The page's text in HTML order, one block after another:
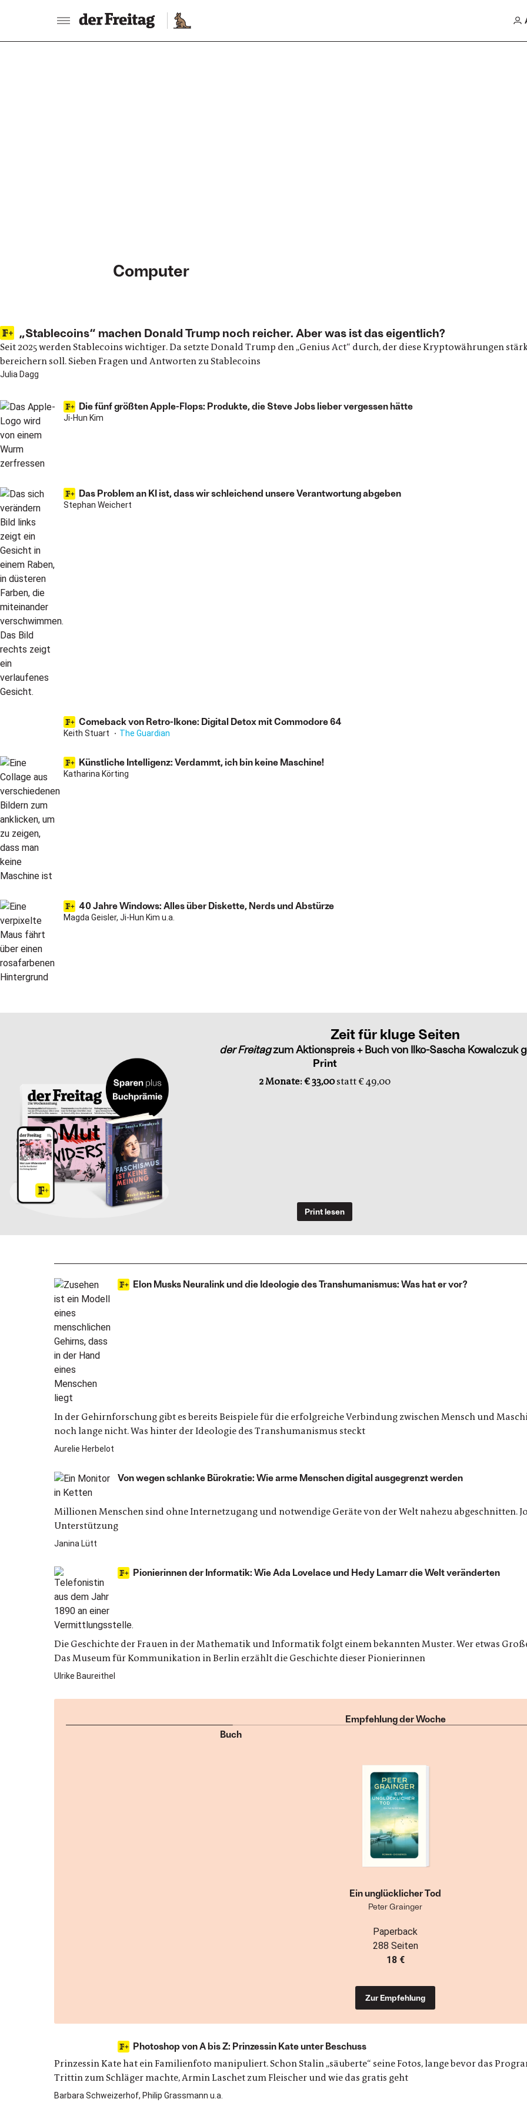
Computer
Main articles
„Stablecoins“ machen Donald Trump noch reicher. Aber was ist das eigentlich?
Seit 2025 werden Stablecoins wichtiger. Da setzte Donald Trump den „Genius Act“ durch, der diese Kryptowährungen
bereichern soll. Sieben Fragen und Antworten zu Stablecoins
Julia Dagg
Die fünf größten Apple-Flops: Produkte, die Steve Jobs lieber vergessen hätte
Ji-Hun Kim
Das Problem an KI ist, dass wir schleichend unsere Verantwortung abgeben
Stephan Weichert
Comeback von Retro-Ikone: Digital Detox mit Commodore 64
Keith Stuart The Guardian
Künstliche Intelligenz: Verdammt, ich bin keine Maschine!
Katharina Körting
40 Jahre Windows: Alles über Diskette, Nerds und Abstürze
Magda Geisler, Ji-Hun Kim u.a.
Zeit für kluge Seiten
der Freitagzum Aktionspreis + Buch von Ilko-Sascha Kowalczuk
Print
2 Monate: € 33,00statt € 49,00
Print lesen
Elon Musks Neuralink und die Ideologie des Transhumanismus: Was hat er vor?
In der Gehirnforschung gibt es bereits Beispiele für die erfolgreiche Verbindung zwischen Mensch und
noch lange nicht. Was hinter der Ideologie des Transhumanismus steckt
Aurelie Herbelot
Von wegen schlanke Bürokratie: Wie arme Menschen digital ausgegrenzt werden
Millionen Menschen sind ohne Internetzugang und notwendige Geräte von der Welt nahezu abgeschnitten.
Unterstützung
Janina Lütt
Pionierinnen der Informatik: Wie Ada Lovelace und Hedy Lamarr die Welt veränderten
Die Geschichte der Frauen in der Mathematik und Informatik folgt einem bekannten Muster. Wer etwas
Das Museum für Kommunikation in Berlin erzählt die Geschichte dieser Pionierinnen
Ulrike Baureithel
Photoshop von A bis Z: Prinzessin Kate unter Beschuss
Prinzessin Kate hat ein Familienfoto manipuliert. Schon Stalin „säuberte“ seine Fotos, lange bevor das
Trittin zum Schläger machte, Armin Laschet zum Fleischer und wie das gratis geht
Barbara Schweizerhof, Philip Grassmann u.a.
Empfehlung der Woche
Buch
Ein unglücklicher Tod
Peter Grainger
Paperback
288 Seiten
18 €
Zur Empfehlung